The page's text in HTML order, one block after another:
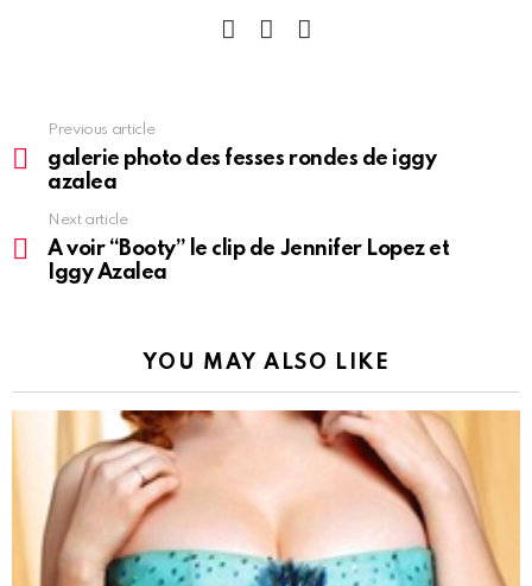
more
Previous article
galerie photo des fesses rondes de iggy
azalea
Next article
A voir “Booty” le clip de Jennifer Lopez et
Iggy Azalea
YOU MAY ALSO LIKE